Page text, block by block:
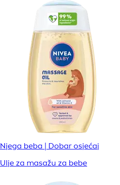
Njega beba | Dobar osjećaj
Ulje za masažu za bebe